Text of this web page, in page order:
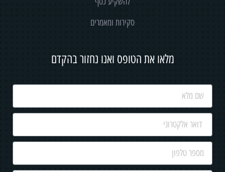
סקירות ומאמרים
מלאו את הטופס ואנו נחזור בהקדם